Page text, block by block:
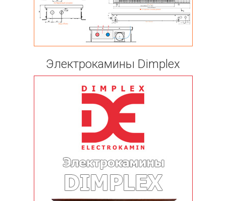
Электрокамины Dimplex